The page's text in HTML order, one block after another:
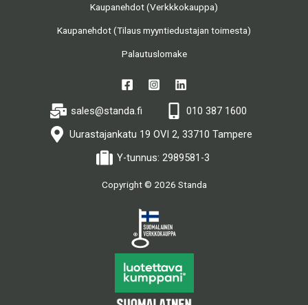
Kaupanehdot (Verkkkokauppa)
Kaupanehdot (Tilaus myyntiedustajan toimesta)
Palautuslomake
sales@standa.fi
010 387 1600
Uurastajankatu 19 OVI 2, 33710 Tampere
Y-tunnus: 2989581-3
Copyright © 2026 Standa